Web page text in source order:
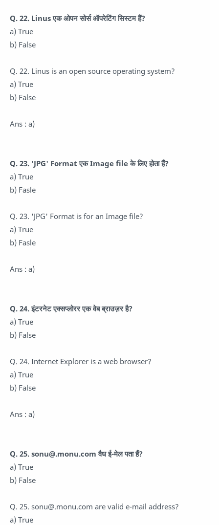
Q. 22. Linus एक ओपन सोर्स ऑपरेटिंग सिस्टम हैं?
a) True
b) False
Q. 22. Linus is an open source operating system?
a) True
b) False
Ans : a)
Q. 23. 'JPG' Format एक Image file के लिए होता हैं?
a) True
b) Fasle
Q. 23. 'JPG' Format is for an Image file?
a) True
b) Fasle
Ans : a)
Q. 24. इंटरनेट एक्सप्लोरर एक वेब ब्राउज़र है?
a) True
b) False
Q. 24. Internet Explorer is a web browser?
a) True
b) False
Ans : a)
Q. 25. sonu@.monu.com वैध ई-मेल पता हैं?
a) True
b) False
Q. 25. sonu@.monu.com are valid e-mail address?
a) True